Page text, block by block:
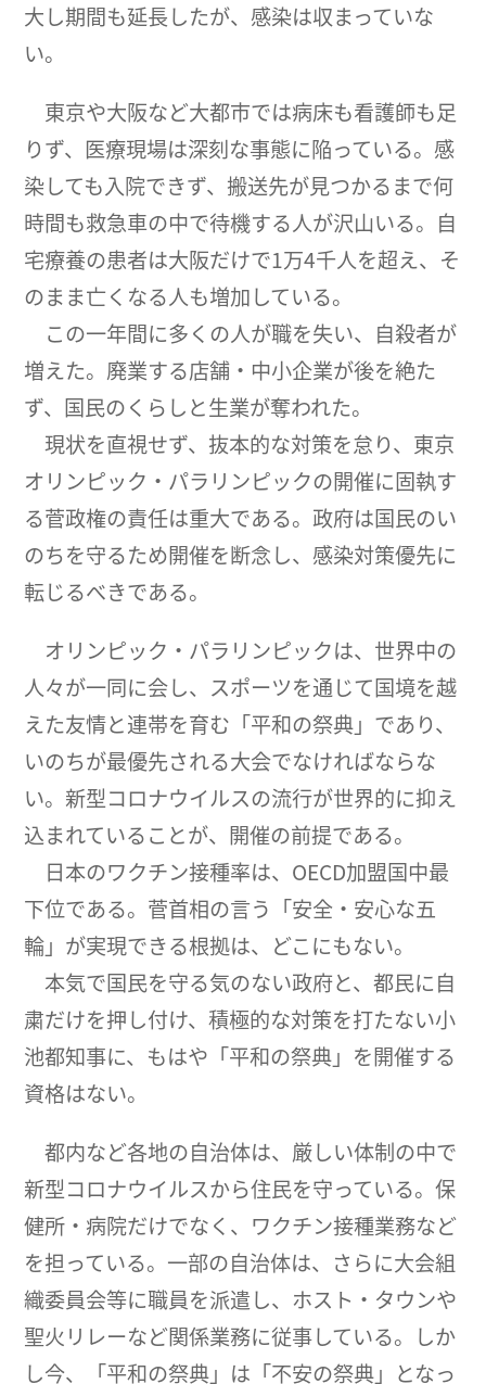
大し期間も延長したが、感染は収まっていな
い。
東京や大阪など大都市では病床も看護師も足
りず、医療現場は深刻な事態に陥っている。感
染しても入院できず、搬送先が見つかるまで何
時間も救急車の中で待機する人が沢山いる。自
宅療養の患者は大阪だけで1万4千人を超え、そ
のまま亡くなる人も増加している。
この一年間に多くの人が職を失い、自殺者が
増えた。廃業する店舗・中小企業が後を絶た
ず、国民のくらしと生業が奪われた。
現状を直視せず、抜本的な対策を怠り、東京
オリンピック・パラリンピックの開催に固執す
る菅政権の責任は重大である。政府は国民のい
のちを守るため開催を断念し、感染対策優先に
転じるべきである。
オリンピック・パラリンピックは、世界中の
人々が一同に会し、スポーツを通じて国境を越
えた友情と連帯を育む「平和の祭典」であり、
いのちが最優先される大会でなければならな
い。新型コロナウイルスの流行が世界的に抑え
込まれていることが、開催の前提である。
日本のワクチン接種率は、OECD加盟国中最
下位である。菅首相の言う「安全・安心な五
輪」が実現できる根拠は、どこにもない。
本気で国民を守る気のない政府と、都民に自
粛だけを押し付け、積極的な対策を打たない小
池都知事に、もはや「平和の祭典」を開催する
資格はない。
都内など各地の自治体は、厳しい体制の中で
新型コロナウイルスから住民を守っている。保
健所・病院だけでなく、ワクチン接種業務など
を担っている。一部の自治体は、さらに大会組
織委員会等に職員を派遣し、ホスト・タウンや
聖火リレーなど関係業務に従事している。しか
し今、「平和の祭典」は「不安の祭典」となっ